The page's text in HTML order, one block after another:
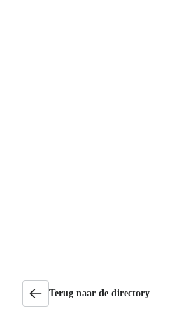
Terug naar de directory